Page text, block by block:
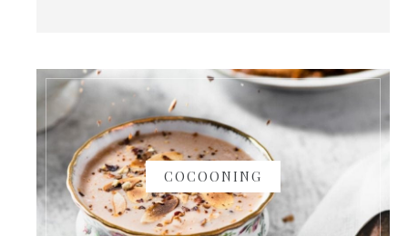
COCOONING